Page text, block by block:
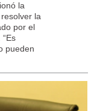
la
la
por el
pueden